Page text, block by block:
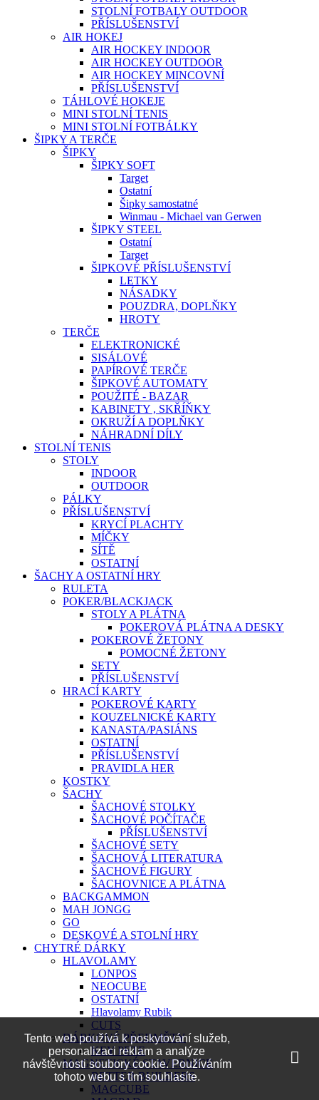
STOLNÍ FOTBALY OUTDOOR
PŘÍSLUŠENSTVÍ
AIR HOKEJ
AIR HOCKEY INDOOR
AIR HOCKEY OUTDOOR
AIR HOCKEY MINCOVNÍ
PŘÍSLUŠENSTVÍ
TÁHLOVÉ HOKEJE
MINI STOLNÍ TENIS
MINI STOLNÍ FOTBÁLKY
ŠIPKY A TERČE
ŠIPKY
ŠIPKY SOFT
Target
Ostatní
Šipky samostatné
Winmau - Michael van Gerwen
ŠIPKY STEEL
Ostatní
Target
ŠIPKOVÉ PŘÍSLUŠENSTVÍ
LETKY
NÁSADKY
POUZDRA, DOPLŇKY
HROTY
TERČE
ELEKTRONICKÉ
SISÁLOVÉ
PAPÍROVÉ TERČE
ŠIPKOVÉ AUTOMATY
POUŽITÉ - BAZAR
KABINETY , SKŘÍŇKY
OKRUŽÍ A DOPLŇKY
NÁHRADNÍ DÍLY
STOLNÍ TENIS
STOLY
INDOOR
OUTDOOR
PÁLKY
PŘÍSLUŠENSTVÍ
KRYCÍ PLACHTY
MÍČKY
SÍTĚ
OSTATNÍ
ŠACHY A OSTATNÍ HRY
RULETA
POKER/BLACKJACK
STOLY A PLÁTNA
POKEROVÁ PLÁTNA A DESKY
POKEROVÉ ŽETONY
POMOCNÉ ŽETONY
SETY
PŘÍSLUŠENSTVÍ
HRACÍ KARTY
POKEROVÉ KARTY
KOUZELNICKÉ KARTY
KANASTA/PASIÁNS
OSTATNÍ
PŘÍSLUŠENSTVÍ
PRAVIDLA HER
KOSTKY
ŠACHY
ŠACHOVÉ STOLKY
ŠACHOVÉ POČÍTAČE
PŘÍSLUŠENSTVÍ
ŠACHOVÉ SETY
ŠACHOVÁ LITERATURA
ŠACHOVÉ FIGURY
ŠACHOVNICE A PLÁTNA
BACKGAMMON
MAH JONGG
GO
DESKOVÉ A STOLNÍ HRY
CHYTRÉ DÁRKY
HLAVOLAMY
LONPOS
NEOCUBE
OSTATNÍ
Hlavolamy Rubik
CUTS
DÁRKOVÉ PŘEDMĚTY
KEY PETE
MAGNETICKÉ STAVEBNICE
BETTER BUILDERS
MAGCUBE
Tento web používá k poskytování služeb,
personalizaci reklam a analýze
návštěvnosti soubory cookie. Používáním
tohoto webu s tím souhlasíte.